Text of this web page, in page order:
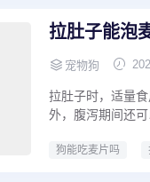
拉肚子能泡
宠物狗
拉肚子时，适量
外，腹泻期间还
狗能吃麦片吗